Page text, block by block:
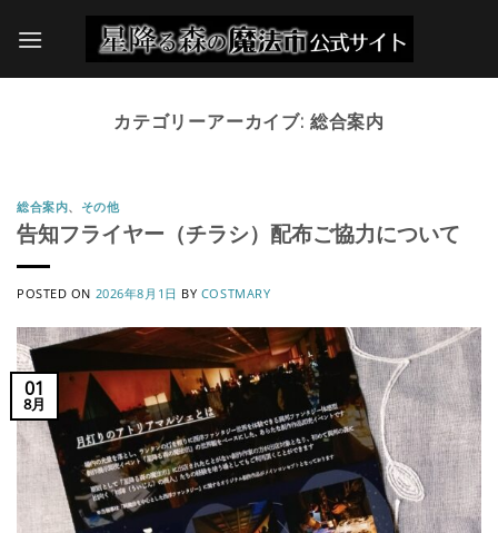
カテゴリーアーカイブ: 総合案内
総合案内、 その他
告知フライヤー（チラシ）配布ご協力について
POSTED ON 2026年8月1日 BY COSTMARY
01
8月